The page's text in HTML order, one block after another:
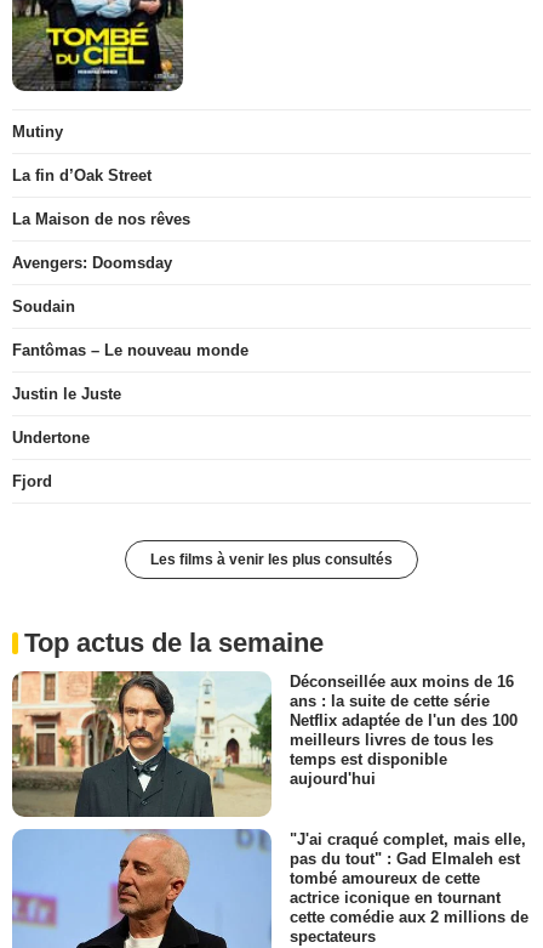
Mutiny
La fin d’Oak Street
La Maison de nos rêves
Avengers: Doomsday
Soudain
Fantômas – Le nouveau monde
Justin le Juste
Undertone
Fjord
Les films à venir les plus consultés
Top actus de la semaine
Déconseillée aux moins de 16
ans : la suite de cette série
Netflix adaptée de l'un des 100
meilleurs livres de tous les
temps est disponible
aujourd'hui
"J'ai craqué complet, mais elle,
pas du tout" : Gad Elmaleh est
tombé amoureux de cette
actrice iconique en tournant
cette comédie aux 2 millions de
spectateurs